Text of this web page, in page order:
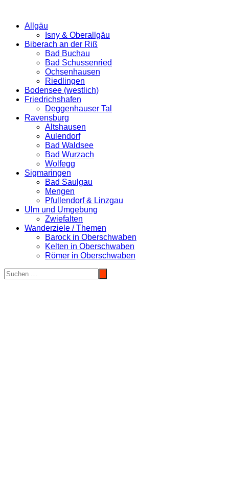
Allgäu
Isny & Oberallgäu
Biberach an der Riß
Bad Buchau
Bad Schussenried
Ochsenhausen
Riedlingen
Bodensee (westlich)
Friedrichshafen
Deggenhauser Tal
Ravensburg
Altshausen
Aulendorf
Bad Waldsee
Bad Wurzach
Wolfegg
Sigmaringen
Bad Saulgau
Mengen
Pfullendorf & Linzgau
Ulm und Umgebung
Zwiefalten
Wanderziele / Themen
Barock in Oberschwaben
Kelten in Oberschwaben
Römer in Oberschwaben